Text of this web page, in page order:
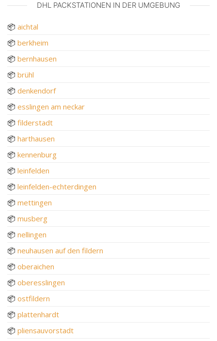
DHL PACKSTATIONEN IN DER UMGEBUNG
📦 aichtal
📦 berkheim
📦 bernhausen
📦 brühl
📦 denkendorf
📦 esslingen am neckar
📦 filderstadt
📦 harthausen
📦 kennenburg
📦 leinfelden
📦 leinfelden-echterdingen
📦 mettingen
📦 musberg
📦 nellingen
📦 neuhausen auf den fildern
📦 oberaichen
📦 oberesslingen
📦 ostfildern
📦 plattenhardt
📦 pliensauvorstadt